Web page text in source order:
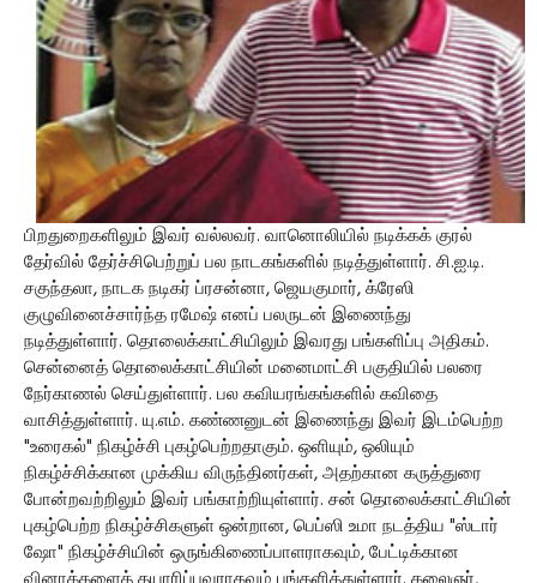
பிறதுறைகளிலும் இவர் வல்லவர். வானொலியில் நடிக்கக் குரல்
தேர்வில் தேர்ச்சிபெற்றுப் பல நாடகங்களில் நடித்துள்ளார். சி.ஐ.டி.
சகுந்தலா, நாடக நடிகர் ப்ரசன்னா, ஜெயகுமார், க்ரேஸி
குழுவினைச்சார்ந்த ரமேஷ் எனப் பலருடன் இணைந்து
நடித்துள்ளார். தொலைக்காட்சியிலும் இவரது பங்களிப்பு அதிகம்.
சென்னைத் தொலைக்காட்சியின் மனைமாட்சி பகுதியில் பலரை
நேர்காணல் செய்துள்ளார். பல கவியரங்கங்களில் கவிதை
வாசித்துள்ளார். யு.எம். கண்ணனுடன் இணைந்து இவர் இடம்பெற்ற
"உரைகல்" நிகழ்ச்சி புகழ்பெற்றதாகும். ஒளியும், ஒலியும்
நிகழ்ச்சிக்கான முக்கிய விருந்தினர்கள், அதற்கான கருத்துரை
போன்றவற்றிலும் இவர் பங்காற்றியுள்ளார். சன் தொலைக்காட்சியின்
புகழ்பெற்ற நிகழ்ச்சிகளுள் ஒன்றான, பெப்ஸி உமா நடத்திய "ஸ்டார்
ஷோ" நிகழ்ச்சியின் ஒருங்கிணைப்பாளராகவும், பேட்டிக்கான